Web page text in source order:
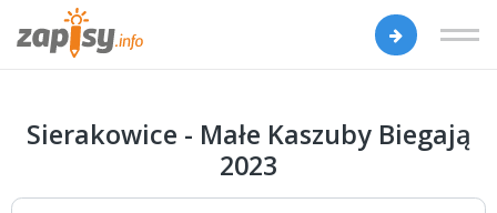
Sierakowice - Małe Kaszuby Biegają
2023